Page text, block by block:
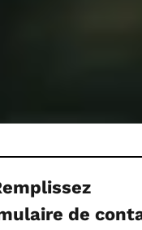
de